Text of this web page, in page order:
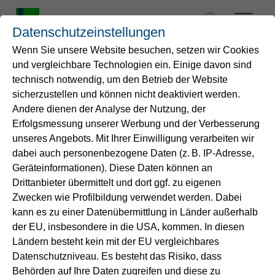
springen
Startseite
Wasser
Service
Energie
B2B-Lösungen
Unternehmen
InfraTech2026
Datenschutzeinstellungen
Wenn Sie unsere Website besuchen, setzen wir Cookies
und vergleichbare Technologien ein. Einige davon sind
technisch notwendig, um den Betrieb der Website
sicherzustellen und können nicht deaktiviert werden.
Andere dienen der Analyse der Nutzung, der
Erfolgsmessung unserer Werbung und der Verbesserung
unseres Angebots. Mit Ihrer Einwilligung verarbeiten wir
dabei auch personenbezogene Daten (z. B. IP-Adresse,
Geräteinformationen). Diese Daten können an
Drittanbieter übermittelt und dort ggf. zu eigenen
Zwecken wie Profilbildung verwendet werden. Dabei
kann es zu einer Datenübermittlung in Länder außerhalb
der EU, insbesondere in die USA, kommen. In diesen
Ländern besteht kein mit der EU vergleichbares
Datenschutzniveau. Es besteht das Risiko, dass
Behörden auf Ihre Daten zugreifen und diese zu